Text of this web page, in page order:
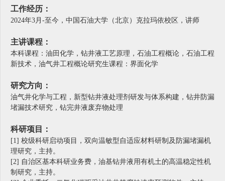
工作经历：
2024年3月-至今，中国石油大学（北京）克拉玛依校区，讲师
主讲课程：
本科课程：油田化学，钻井液工艺原理，石油工程概论，石油工程
新技术，油气井工程概论研究生课程：界面化学
研究方向：
油气井化学与工程，新型钻井液处理剂研发与体系构建，钻井防漏
堵漏技术研究，钻完井液废弃物处理
科研项目：
[1] 校级科研启动项目，双向温敏型自适应材料研制及防漏堵漏机
理研究，主持。
[2] 自治区基本科研业务费，油基钻井液用有机土的高温稳定性机
制研究，主持。